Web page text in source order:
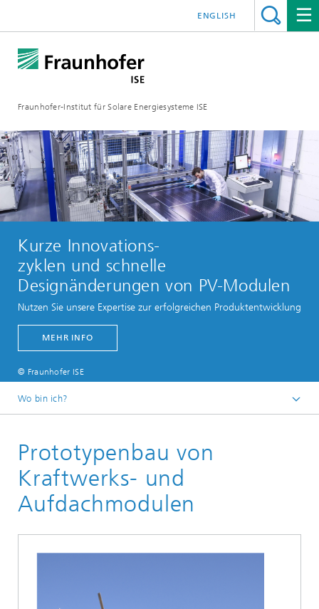
Fraunhofer-Institut für Solare Energiesysteme ISE
ENGLISH
Kurze Innovations-
zyklen und schnelle
Designänderungen von PV-Modulen
Nutzen Sie unsere Expertise zur erfolgreichen Produktentwicklung
MEHR INFO
© Fraunhofer ISE
Wo bin ich?
Geschäftsfelder
Photovoltaik – Produktionstechnologie und Transfer
Prototypenbau von
Kraftwerks- und
Aufdachmodulen